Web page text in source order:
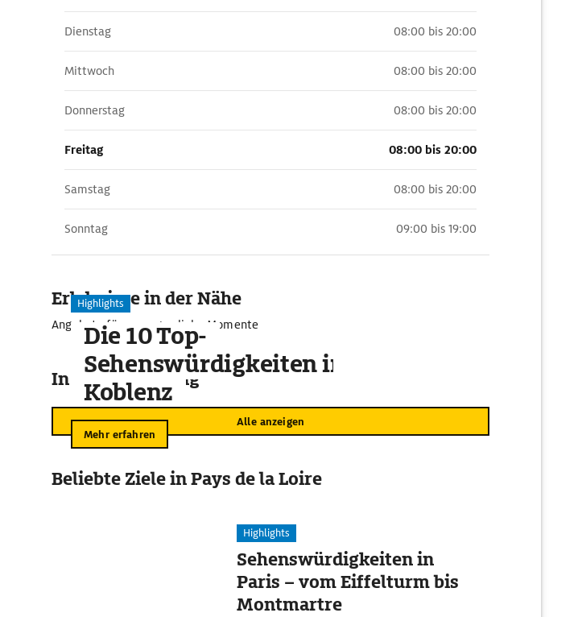
Dienstag 08:00 bis 20:00
Mittwoch 08:00 bis 20:00
Donnerstag 08:00 bis 20:00
Freitag 08:00 bis 20:00
Samstag 08:00 bis 20:00
Sonntag 09:00 bis 19:00
Erlebnisse in der Nähe
Angebote für unvergessliche Momente
In der Umgebung
Alle anzeigen
Highlights
Die 10 Top-
Sehenswürdigkeiten in
Koblenz
Mehr erfahren
Beliebte Ziele in Pays de la Loire
Highlights
Sehenswürdigkeiten in
Paris – vom Eiffelturm bis
Montmartre